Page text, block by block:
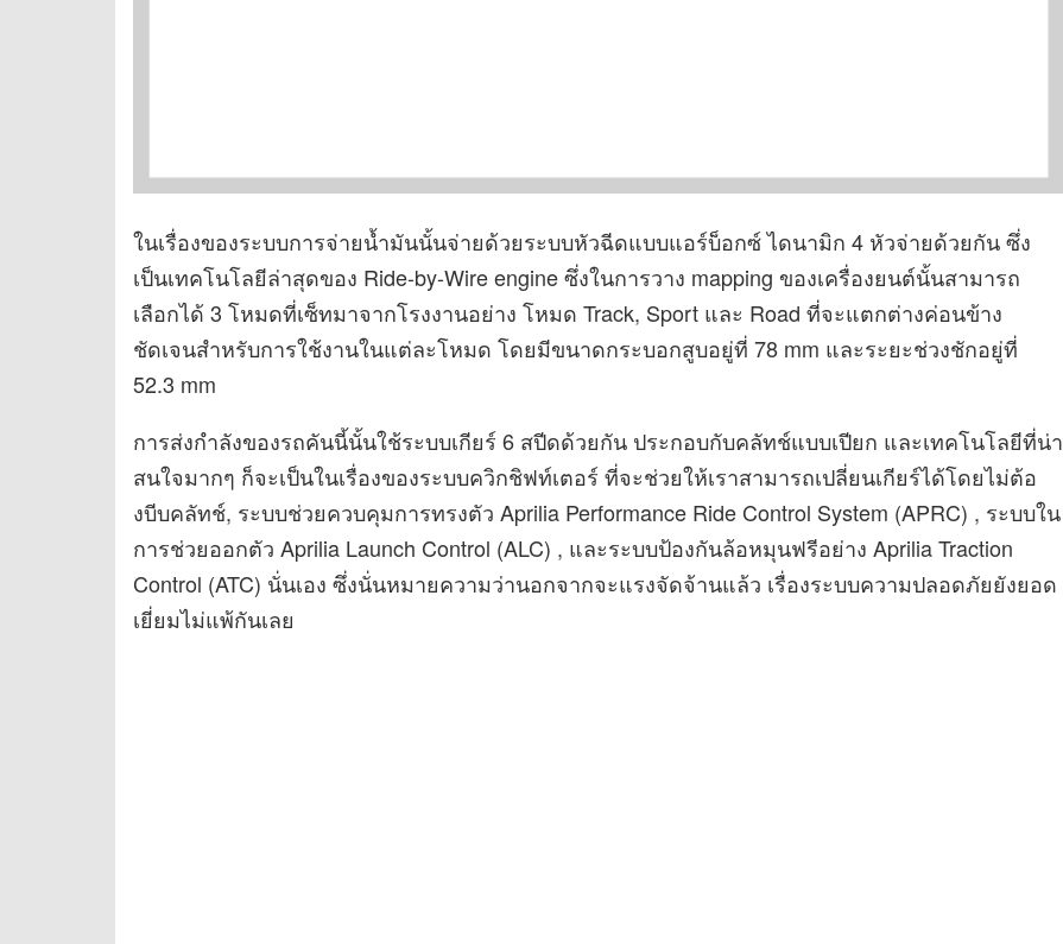
ในเรื่องของระบบการจ่ายน้ำมันนั้นจ่ายด้วยระบบหัวฉีดแบบแอร์บ็อกซ์ ไดนามิก 4 หัวจ่ายด้วยกัน ซึ่ง
เป็นเทคโนโลยีล่าสุดของ Ride-by-Wire engine ซึ่งในการวาง mapping ของเครื่องยนต์นั้นสามารถ
เลือกได้ 3 โหมดที่เซ็ทมาจากโรงงานอย่าง โหมด Track, Sport และ Road ที่จะแตกต่างค่อนข้าง
ชัดเจนสำหรับการใช้งานในแต่ละโหมด โดยมีขนาดกระบอกสูบอยู่ที่ 78 mm และระยะช่วงชักอยู่ที่
52.3 mm
การส่งกำลังของรถคันนี้นั้นใช้ระบบเกียร์ 6 สปีดด้วยกัน ประกอบกับคลัทช์แบบเปียก และเทคโนโลยีที่น่า
สนใจมากๆ ก็จะเป็นในเรื่องของระบบควิกชิฟท์เตอร์ ที่จะช่วยให้เราสามารถเปลี่ยนเกียร์ได้โดยไม่ต้อ
งบีบคลัทช์, ระบบช่วยควบคุมการทรงตัว Aprilia Performance Ride Control System (APRC) , ระบบใน
การช่วยออกตัว Aprilia Launch Control (ALC) , และระบบป้องกันล้อหมุนฟรีอย่าง Aprilia Traction
Control (ATC) นั่นเอง ซึ่งนั่นหมายความว่านอกจากจะแรงจัดจ้านแล้ว เรื่องระบบความปลอดภัยยังยอด
เยี่ยมไม่แพ้กันเลย